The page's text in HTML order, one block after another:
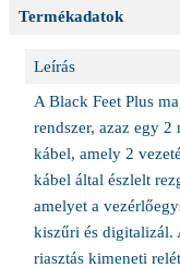
Termékadatok
Leírás
A Black Feet Plus
rendszer, azaz egy
kábel, amely 2
kábel által észlelt
amelyet a
kiszűri és digitalizál.
riasztás kimeneti